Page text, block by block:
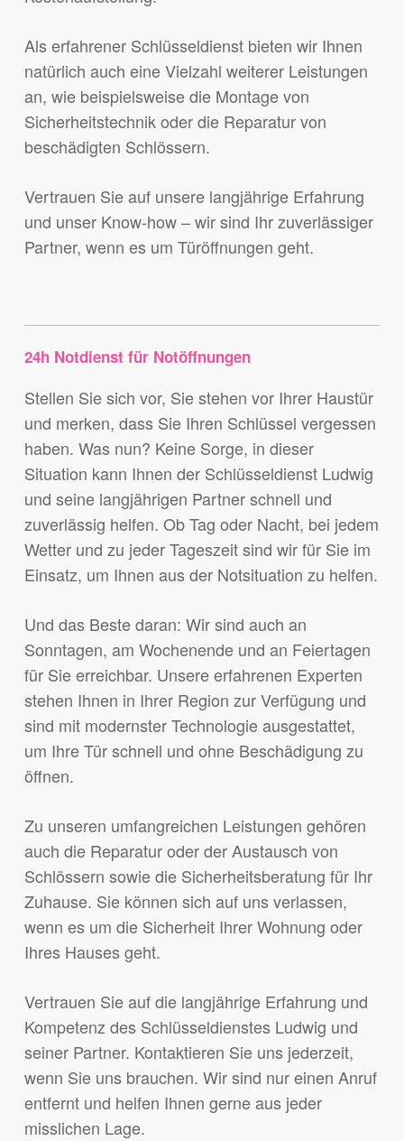
Als erfahrener Schlüsseldienst bieten wir Ihnen
natürlich auch eine Vielzahl weiterer Leistungen
an, wie beispielsweise die Montage von
Sicherheitstechnik oder die Reparatur von
beschädigten Schlössern.
Vertrauen Sie auf unsere langjährige Erfahrung
und unser Know-how – wir sind Ihr zuverlässiger
Partner, wenn es um Türöffnungen geht.
24h Notdienst für Notöffnungen
Stellen Sie sich vor, Sie stehen vor Ihrer Haustür
und merken, dass Sie Ihren Schlüssel vergessen
haben. Was nun? Keine Sorge, in dieser
Situation kann Ihnen der Schlüsseldienst Ludwig
und seine langjährigen Partner schnell und
zuverlässig helfen. Ob Tag oder Nacht, bei jedem
Wetter und zu jeder Tageszeit sind wir für Sie im
Einsatz, um Ihnen aus der Notsituation zu helfen.
Und das Beste daran: Wir sind auch an
Sonntagen, am Wochenende und an Feiertagen
für Sie erreichbar. Unsere erfahrenen Experten
stehen Ihnen in Ihrer Region zur Verfügung und
sind mit modernster Technologie ausgestattet,
um Ihre Tür schnell und ohne Beschädigung zu
öffnen.
Zu unseren umfangreichen Leistungen gehören
auch die Reparatur oder der Austausch von
Schlössern sowie die Sicherheitsberatung für Ihr
Zuhause. Sie können sich auf uns verlassen,
wenn es um die Sicherheit Ihrer Wohnung oder
Ihres Hauses geht.
Vertrauen Sie auf die langjährige Erfahrung und
Kompetenz des Schlüsseldienstes Ludwig und
seiner Partner. Kontaktieren Sie uns jederzeit,
wenn Sie uns brauchen. Wir sind nur einen Anruf
entfernt und helfen Ihnen gerne aus jeder
misslichen Lage.